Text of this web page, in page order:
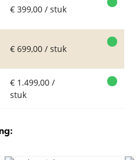
€ 399,00 / stuk
€ 699,00 / stuk
€ 1.499,00 /
stuk